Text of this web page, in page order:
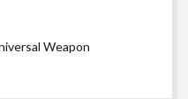
Weapon